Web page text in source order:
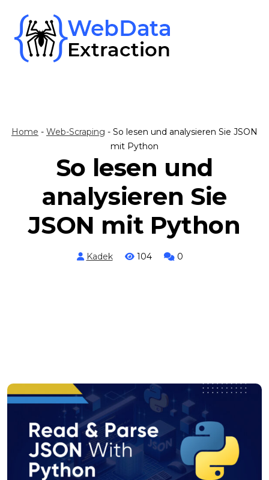
content
Home - Web-Scraping - So lesen und analysieren Sie JSON
mit Python
So lesen und
analysieren Sie
JSON mit Python
Kadek 104 0